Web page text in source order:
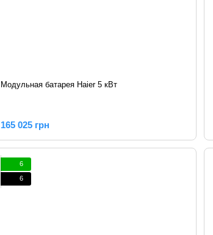
Модульная батарея Haier 5 кВт
165 025 грн
6
6